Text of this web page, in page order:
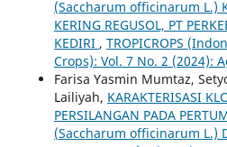
(Saccharum officinarum L.)
KERING REGUSOL, PT
KEDIRI , TROPICROPS
Crops): Vol. 7 No. 2 (2024):
Farisa Yasmin Mumtaz,
Lailiyah, KARAKTERISASI
PERSILANGAN PADA
(Saccharum officinarum L.)